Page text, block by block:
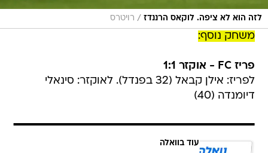
לזה הוא לא ציפה. לוקאס הרננדז / רויטרס
משחק נוסף:
פריז FC - אוקזר 1:1
לפריז: אילן קבאל (32 בפנדל). לאוקזר: סינאלי
דיומנדה (40)
עוד בוואלה